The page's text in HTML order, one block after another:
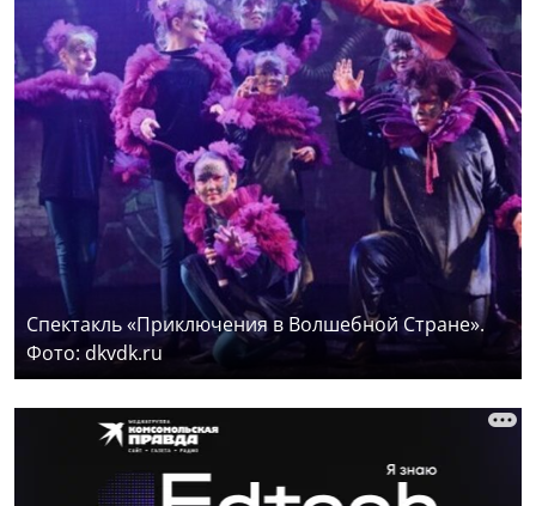
Спектакль «Приключения в Волшебной Стране».
Фото: dkvdk.ru